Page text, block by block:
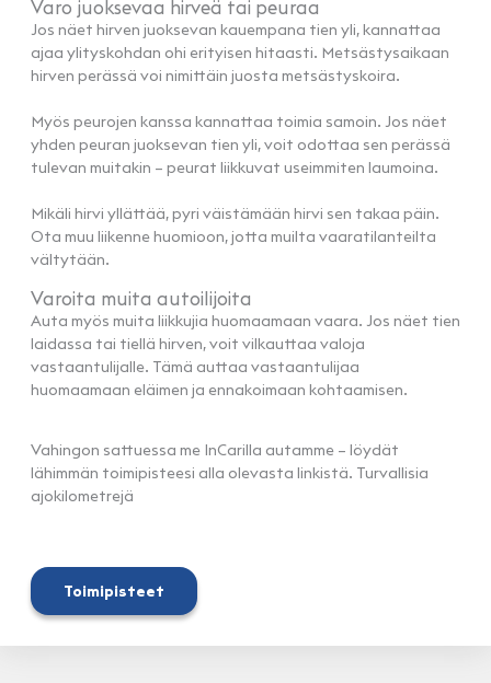
Varo juoksevaa hirveä tai peuraa
Jos näet hirven juoksevan kauempana tien yli, kannattaa
ajaa ylityskohdan ohi erityisen hitaasti. Metsästysaikaan
hirven perässä voi nimittäin juosta metsästyskoira.
Myös peurojen kanssa kannattaa toimia samoin. Jos näet
yhden peuran juoksevan tien yli, voit odottaa sen perässä
tulevan muitakin – peurat liikkuvat useimmiten laumoina.
Mikäli hirvi yllättää, pyri väistämään hirvi sen takaa päin.
Ota muu liikenne huomioon, jotta muilta vaaratilanteilta
vältytään.
Varoita muita autoilijoita
Auta myös muita liikkujia huomaamaan vaara. Jos näet tien
laidassa tai tiellä hirven, voit vilkauttaa valoja
vastaantulijalle. Tämä auttaa vastaantulijaa
huomaamaan eläimen ja ennakoimaan kohtaamisen.
Vahingon sattuessa me InCarilla autamme – löydät
lähimmän toimipisteesi alla olevasta linkistä. Turvallisia
ajokilometrejä
Toimipisteet